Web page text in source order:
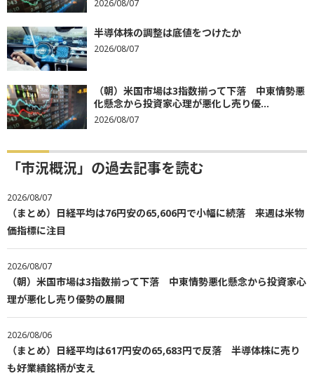
2026/08/07
半導体株の調整は底値をつけたか
2026/08/07
（朝）米国市場は3指数揃って下落 中東情勢悪
化懸念から投資家心理が悪化し売り優...
2026/08/07
「市況概況」の過去記事を読む
2026/08/07
（まとめ）日経平均は76円安の65,606円で小幅に続落 来週は米物
価指標に注目
2026/08/07
（朝）米国市場は3指数揃って下落 中東情勢悪化懸念から投資家心
理が悪化し売り優勢の展開
2026/08/06
（まとめ）日経平均は617円安の65,683円で反落 半導体株に売り
も好業績銘柄が支え